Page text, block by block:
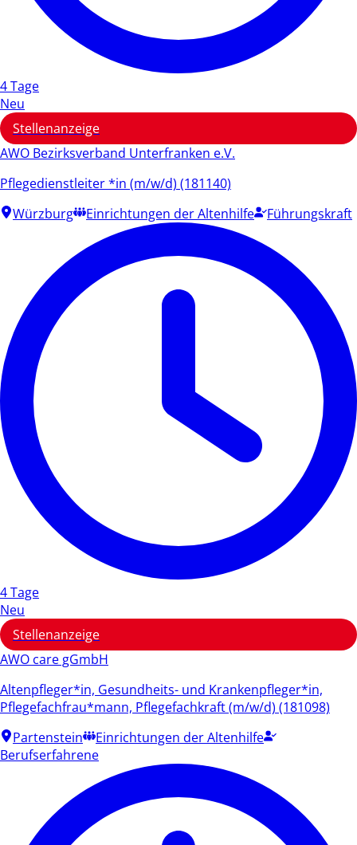
4 Tage
Neu
Stellenanzeige
AWO Bezirksverband Unterfranken e.V.
Pflegedienstleiter *in (m/w/d) (181140)
Würzburg
Einrichtungen der Altenhilfe Führungskraft
4 Tage
Neu
Stellenanzeige
AWO care gGmbH
Altenpfleger*in, Gesundheits- und Krankenpfleger*in,
Pflegefachfrau*mann, Pflegefachkraft (m/w/d) (181098)
Partenstein
Einrichtungen der Altenhilfe
Berufserfahrene